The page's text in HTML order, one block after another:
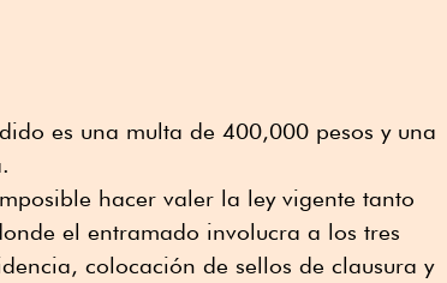
es una multa de 400,000 pesos y una
hacer valer la ley vigente tanto
el entramado involucra a los tres
colocación de sellos de clausura y